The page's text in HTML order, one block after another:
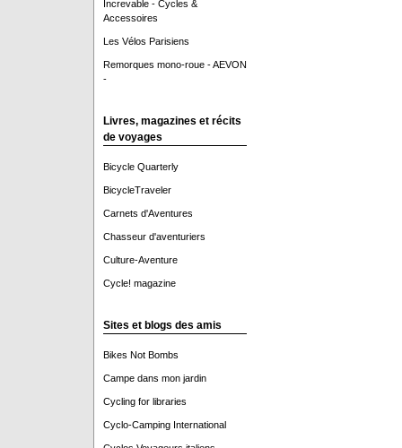
Increvable - Cycles &
Accessoires
Les Vélos Parisiens
Remorques mono-roue - AEVON
-
Livres, magazines et récits
de voyages
Bicycle Quarterly
BicycleTraveler
Carnets d'Aventures
Chasseur d'aventuriers
Culture-Aventure
Cycle! magazine
Sites et blogs des amis
Bikes Not Bombs
Campe dans mon jardin
Cycling for libraries
Cyclo-Camping International